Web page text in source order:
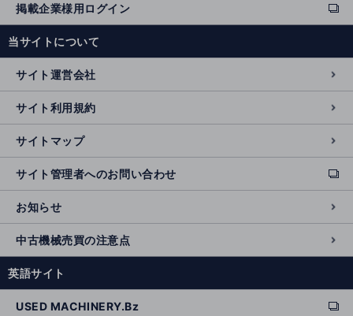
掲載企業様用ログイン
ext
e
n
al
si
t
e
当サイトについて
サイト運営会社
サイト利用規約
サイトマップ
サイト管理者へのお問い合わせ
ext
e
r
n
al
si
e
お知らせ
中古機械売買の注意点
英語サイト
USED MACHINERY.Bz ext